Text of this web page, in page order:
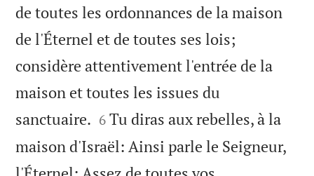
de toutes les ordonnances de la maison
de l'Éternel et de toutes ses lois;
considère attentivement l'entrée de la
maison et toutes les issues du
sanctuaire. 

6 Tu diras aux rebelles, à la
maison d'Israël: Ainsi parle le Seigneur,